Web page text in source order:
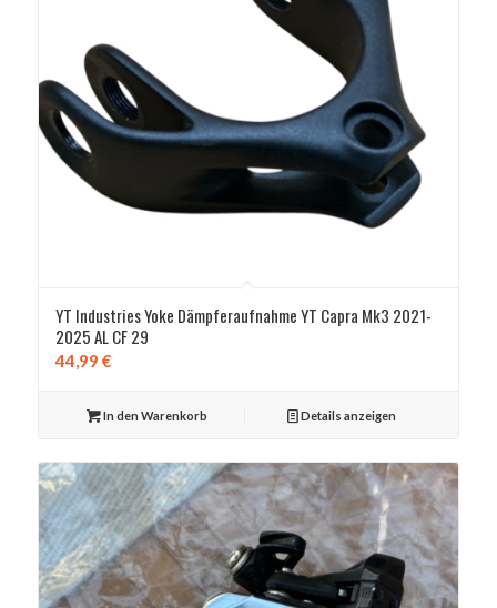
YT Industries Yoke Dämpferaufnahme YT Capra Mk3 2021-
2025 AL CF 29
44,99 €
In den Warenkorb Details anzeigen